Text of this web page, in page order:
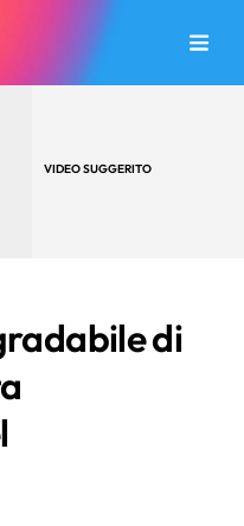
VIDEO SUGGERITO
di